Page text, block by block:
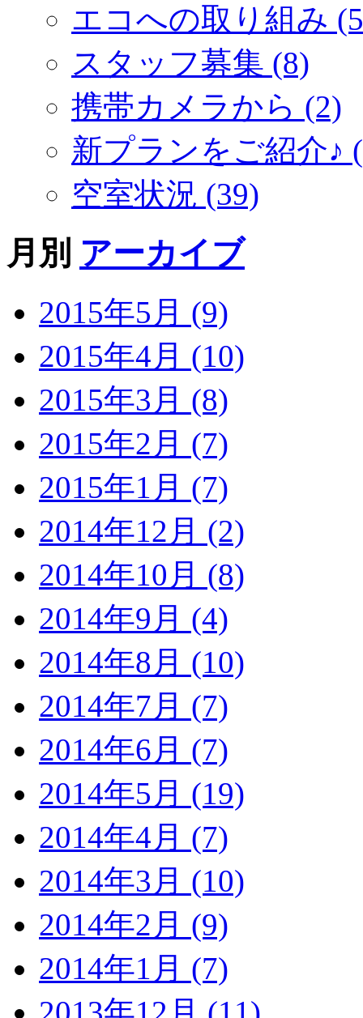
エコへの取り組み
スタッフ募集 (8)
携帯カメラから (2)
新プランをご紹介♪
空室状況 (39)
月別 アーカイブ
2015年5月 (9)
2015年4月 (10)
2015年3月 (8)
2015年2月 (7)
2015年1月 (7)
2014年12月 (2)
2014年10月 (8)
2014年9月 (4)
2014年8月 (10)
2014年7月 (7)
2014年6月 (7)
2014年5月 (19)
2014年4月 (7)
2014年3月 (10)
2014年2月 (9)
2014年1月 (7)